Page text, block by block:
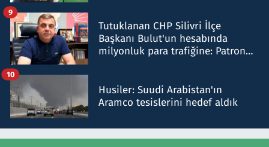
Tutuklanan CHP Silivri İlçe
Başkanı Bulut'un hesabında
milyonluk para trafiğine: Patron
9
Husiler: Suudi Arabistan'ın
Aramco tesislerini hedef aldık
10